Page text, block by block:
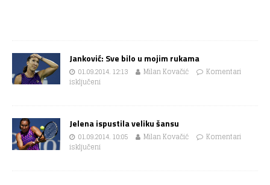
Janković: Sve bilo u mojim rukama
01.09.2014. 12:13 Milan Kovačić
Komentari
isključeni
Jelena ispustila veliku šansu
01.09.2014. 10:05 Milan Kovačić
Komentari
isključeni